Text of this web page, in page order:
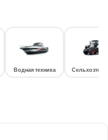
Водная техника